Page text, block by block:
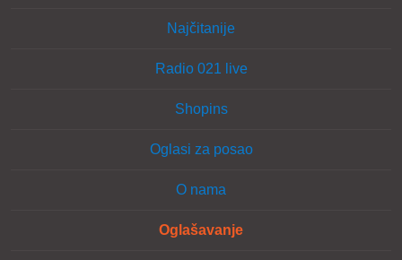
Najčitanije
Radio 021 live
Shopins
Oglasi za posao
O nama
Oglašavanje